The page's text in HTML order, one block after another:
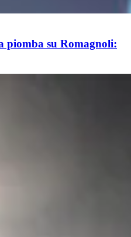
piomba su Romagnoli: